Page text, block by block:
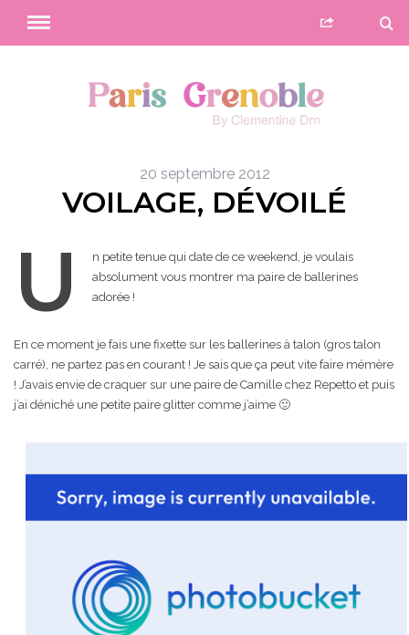
20 septembre 2012
VOILAGE, DÉVOILÉ
U
n petite tenue qui date de ce weekend, je voulais
absolument vous montrer ma paire de ballerines
adorée !
En ce moment je fais une fixette sur les ballerines à talon (gros talon
carré), ne partez pas en courant ! Je sais que ça peut vite faire mémère
! J’avais envie de craquer sur une paire de Camille chez Repetto et puis
j’ai déniché une petite paire glitter comme j’aime 🙂